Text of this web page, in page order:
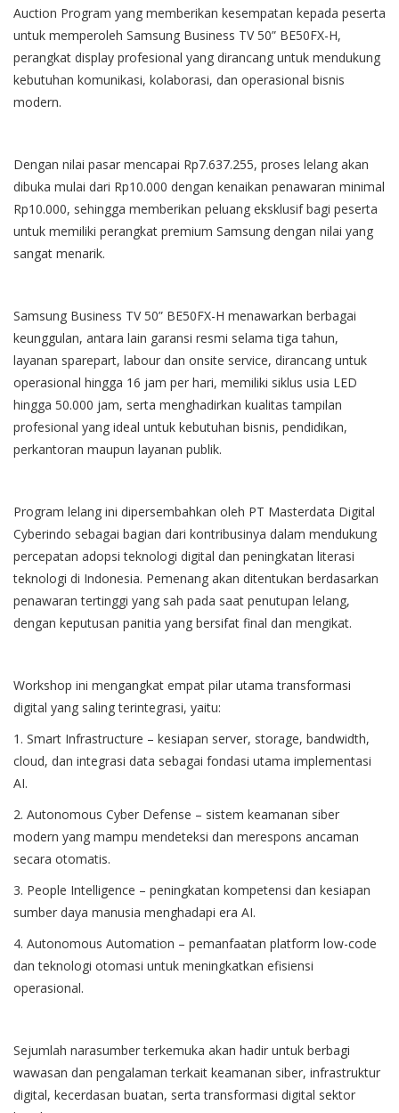
Auction Program yang memberikan kesempatan kepada peserta
untuk memperoleh Samsung Business TV 50” BE50FX-H,
perangkat display profesional yang dirancang untuk mendukung
kebutuhan komunikasi, kolaborasi, dan operasional bisnis
modern.
Dengan nilai pasar mencapai Rp7.637.255, proses lelang akan
dibuka mulai dari Rp10.000 dengan kenaikan penawaran minimal
Rp10.000, sehingga memberikan peluang eksklusif bagi peserta
untuk memiliki perangkat premium Samsung dengan nilai yang
sangat menarik.
Samsung Business TV 50” BE50FX-H menawarkan berbagai
keunggulan, antara lain garansi resmi selama tiga tahun,
layanan sparepart, labour dan onsite service, dirancang untuk
operasional hingga 16 jam per hari, memiliki siklus usia LED
hingga 50.000 jam, serta menghadirkan kualitas tampilan
profesional yang ideal untuk kebutuhan bisnis, pendidikan,
perkantoran maupun layanan publik.
Program lelang ini dipersembahkan oleh PT Masterdata Digital
Cyberindo sebagai bagian dari kontribusinya dalam mendukung
percepatan adopsi teknologi digital dan peningkatan literasi
teknologi di Indonesia. Pemenang akan ditentukan berdasarkan
penawaran tertinggi yang sah pada saat penutupan lelang,
dengan keputusan panitia yang bersifat final dan mengikat.
Workshop ini mengangkat empat pilar utama transformasi
digital yang saling terintegrasi, yaitu:
1. Smart Infrastructure – kesiapan server, storage, bandwidth,
cloud, dan integrasi data sebagai fondasi utama implementasi
AI.
2. Autonomous Cyber Defense – sistem keamanan siber
modern yang mampu mendeteksi dan merespons ancaman
secara otomatis.
3. People Intelligence – peningkatan kompetensi dan kesiapan
sumber daya manusia menghadapi era AI.
4. Autonomous Automation – pemanfaatan platform low-code
dan teknologi otomasi untuk meningkatkan efisiensi
operasional.
Sejumlah narasumber terkemuka akan hadir untuk berbagi
wawasan dan pengalaman terkait keamanan siber, infrastruktur
digital, kecerdasan buatan, serta transformasi digital sektor